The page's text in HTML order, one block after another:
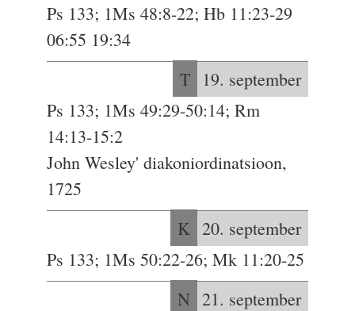
Ps 133; 1Ms 48:8-22; Hb 11:23-29
06:55 19:34
T
19. september
Ps 133; 1Ms 49:29-50:14; Rm
14:13-15:2
John Wesley' diakoniordinatsioon,
1725
K 20. september
Ps 133; 1Ms 50:22-26; Mk 11:20-25
N 21. september